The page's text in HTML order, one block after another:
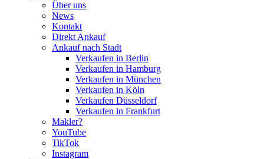
Über uns
News
Kontakt
Direkt Ankauf
Ankauf nach Stadt
Verkaufen in Berlin
Verkaufen in Hamburg
Verkaufen in München
Verkaufen in Köln
Verkaufen Düsseldorf
Verkaufen in Frankfurt
Makler?
YouTube
TikTok
Instagram